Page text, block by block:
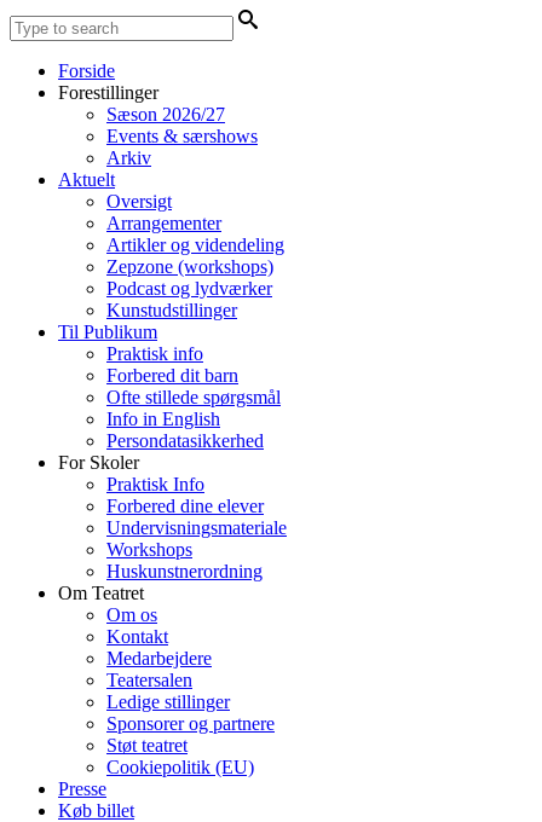
Forside
Forestillinger
Sæson 2026/27
Events & særshows
Arkiv
Aktuelt
Oversigt
Arrangementer
Artikler og videndeling
Zepzone (workshops)
Podcast og lydværker
Kunstudstillinger
Til Publikum
Praktisk info
Forbered dit barn
Ofte stillede spørgsmål
Info in English
Persondatasikkerhed
For Skoler
Praktisk Info
Forbered dine elever
Undervisningsmateriale
Workshops
Huskunstnerordning
Om Teatret
Om os
Kontakt
Medarbejdere
Teatersalen
Ledige stillinger
Sponsorer og partnere
Støt teatret
Cookiepolitik (EU)
Presse
Køb billet